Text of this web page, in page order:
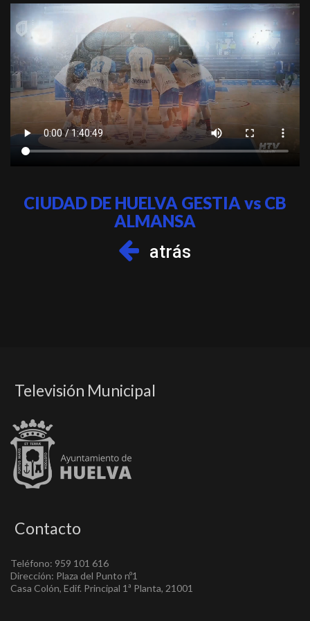
CIUDAD DE HUELVA GESTIA vs CB
ALMANSA
atrás
Televisión Municipal
Contacto
Teléfono: 959 101 616
Dirección: Plaza del Punto nº1
Casa Colón, Edif. Principal 1ª Planta, 21001